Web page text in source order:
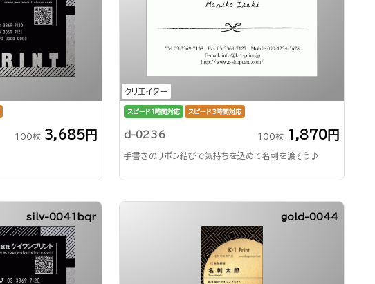
100枚 3,685円
クリエイター
スピード1時間対応 スピード3時間対応
d-0236 100枚 1,870円
手書きのリボン結びで気持ちを込めて名刺を渡そう♪
silv-0041bqr gold-0044